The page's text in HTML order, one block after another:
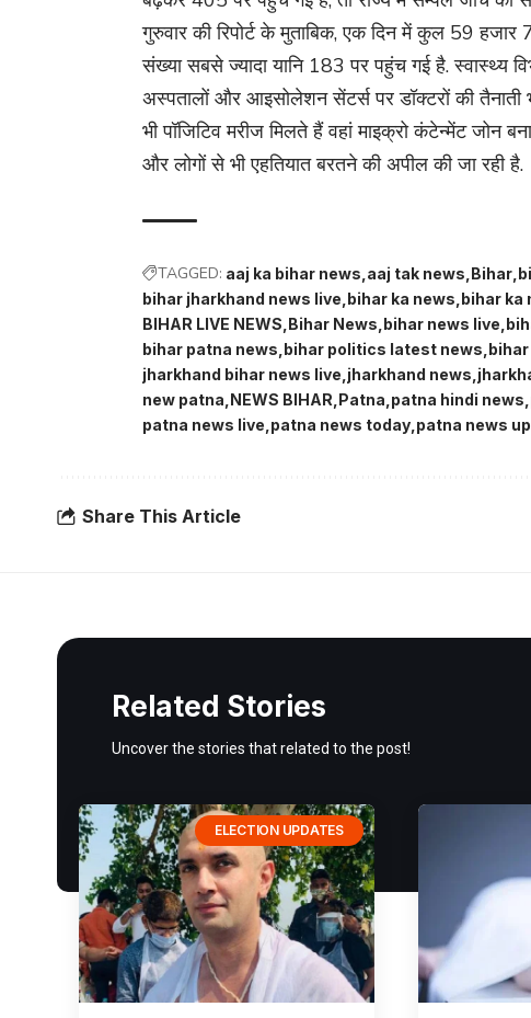
गुरुवार की रिपोर्ट के मुताबिक, एक दिन में कुल 59 हजार
संख्या सबसे ज्यादा यानि 183 पर पहुंच गई है. स्वास्थ्य
अस्पतालों और आइसोलेशन सेंटर्स पर डॉक्टरों की तैनाती
भी पॉजिटिव मरीज मिलते हैं वहां माइक्रो कंटेन्मेंट जोन
और लोगों से भी एहतियात बरतने की अपील की जा रही है.
TAGGED: aaj ka bihar news aaj tak news Bihar
bihar jharkhand news live bihar ka news bihar ka
BIHAR LIVE NEWS Bihar News bihar news live
bihar patna news bihar politics latest news
jharkhand bihar news live jharkhand news
new patna NEWS BIHAR Patna patna hindi news
patna news live patna news today patna news
Share This Article
Related Stories
Uncover the stories that related to the post!
ELECTION UPDATES